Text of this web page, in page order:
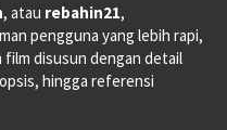
, atau rebahin21,
pengguna yang lebih rapi,
disusun dengan detail
hingga referensi